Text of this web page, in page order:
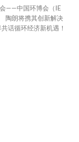
——中国环博会（IE
陶朗将携其创新解决
话循环经济新机遇！